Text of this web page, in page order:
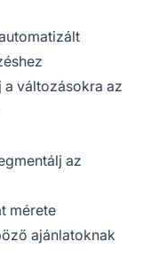
a változásokra az
az
mérete
ajánlatoknak